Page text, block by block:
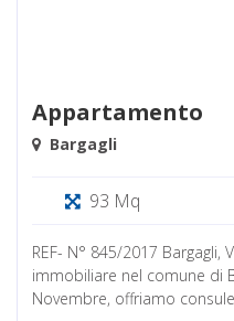
Appartamento
Bargagli
93 Mq
REF- N° 845/2017 Bargagli,
immobiliare nel comune di
Novembre, offriamo